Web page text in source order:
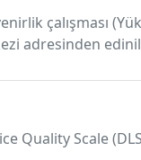
çalışması
adresinden
Quality Scale